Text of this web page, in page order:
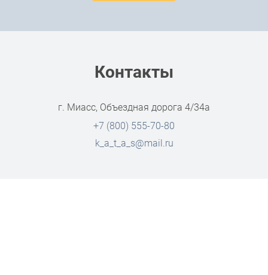
Контакты
г. Миасс, Объездная дорога 4/34а
+7 (800) 555-70-80
k_a_t_a_s@mail.ru